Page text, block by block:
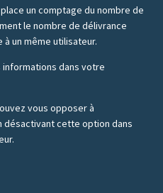
un comptage du nombre de
le nombre de délivrance
un même utilisateur.
dans votre
vous opposer à
cette option dans